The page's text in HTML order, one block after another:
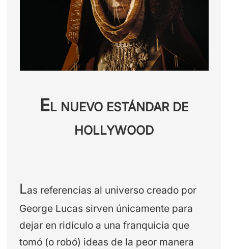
EL NUEVO ESTÁNDAR DE
HOLLYWOOD
Las referencias al universo creado por
George Lucas sirven únicamente para
dejar en ridículo a una franquicia que
tomó (o robó) ideas de la peor manera